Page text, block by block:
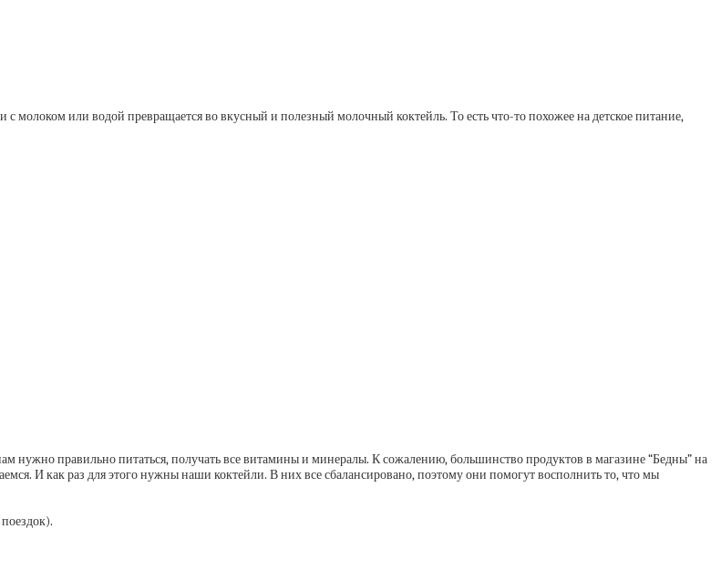
с молоком или водой превращается во вкусный и полезный молочный коктейль. То есть что-то похожее на детское питание,
правильно питаться, получать все витамины и минералы. К сожалению, большинство продуктов в магазине “Бедны” на
И как раз для этого нужны наши коктейли. В них все сбалансировано, поэтому они помогут восполнить то, что мы